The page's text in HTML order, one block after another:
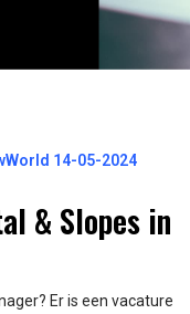
14-05-2024
& Slopes in
Er is een vacature